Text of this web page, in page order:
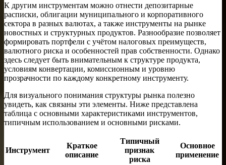
К другим инструментам можно отнести депозитарные
расписки, облигации муниципального и корпоративного
сектора в разных валютах, а также инструменты на рынке
новостных и структурных продуктов. Разнообразие позволяет
формировать портфели с учётом налоговых преимуществ,
валютного риска и особенностей прав собственности. Однако
здесь следует быть внимательным к структуре продукта,
условиям конвертации, комиссионным и уровню
прозрачности по каждому конкретному инструменту.
Для визуального понимания структуры рынка полезно
увидеть, как связаны эти элементы. Ниже представлена
таблица с основными характеристиками инструментов,
типичным использованием и основными рисками.
Инструмент
Краткое
описание
Типичный
признак
риска
Основное
применение